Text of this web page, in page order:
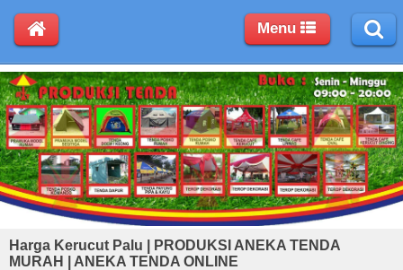
Harga Kerucut Palu | PRODUKSI ANEKA TENDA
MURAH | ANEKA TENDA ONLINE
Menu